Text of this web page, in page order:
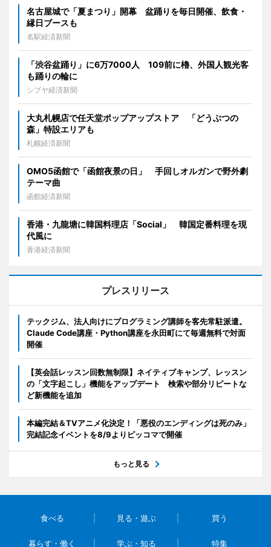
名古屋城で「夏まつり」開幕 盆踊りを毎日開催、飲食・
縁日ブースも
名駅経済新聞
「渋谷盆踊り」に6万7000人 109前に櫓、外国人観光客
も踊りの輪に
シブヤ経済新聞
大丸札幌店で任天堂ポップアップストア 「どうぶつの
森」特設エリアも
札幌経済新聞
OMO5函館で「函館夜景の日」 手回しオルガンで野外劇
テーマ曲
函館経済新聞
香港・九龍塘に韓国料理店「Social」 韓国定番料理を現
代風に
香港経済新聞
プレスリリース
テックジム、法人向けにプログラミング講師を客先常駐派遣。
Claude Code講座・Python講座を永田町にて毎週無料で対面
開催
【英会話レッスン回数無制限】ネイティブキャンプ、レッスン
の「文字起こし」機能をアップデート 検索や部分リピートな
ど新機能を追加
本編完結＆TVアニメ化決定！「悪役のエンディングは死のみ」
完結記念イベントを8/9よりピッコマで開催
もっと見る
食べる 見る・遊ぶ 買う
暮らす・働く 学ぶ・知る 特集